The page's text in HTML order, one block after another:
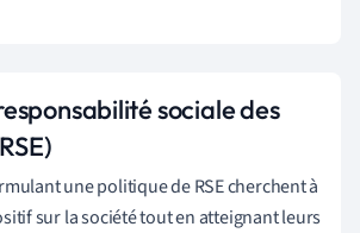
sociale des
une politique de RSE cherchent à
sur la société tout en atteignant leurs